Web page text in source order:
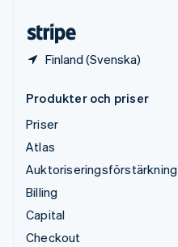
Finland (Svenska)
Produkter och priser
Priser
Atlas
Auktoriseringsförstärkning
Billing
Capital
Checkout